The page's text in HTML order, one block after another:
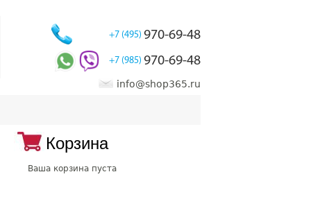
+7 (495) 970-69-48
+7 (985) 970-69-48
info@shop365.ru
Корзина
Ваша корзина пуста